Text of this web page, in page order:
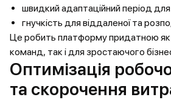
швидкий адаптаційний період
гнучкість для віддаленої та
Це робить платформу придатною як
команд, так і для зростаючого
Оптимізація
та скорочення